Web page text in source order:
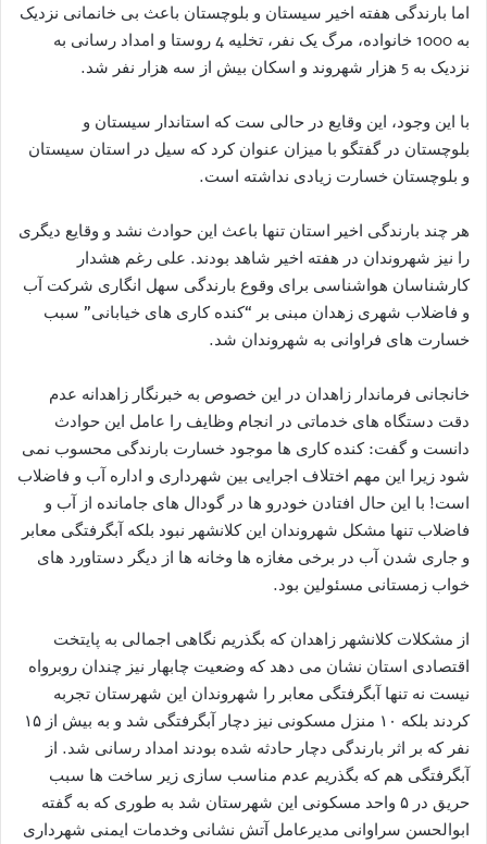
اما بارندگی هفته اخیر سیستان و بلوچستان باعث بی خانمانی نزدیک
به 1000 خانواده، مرگ یک نفر، تخلیه 4 روستا و امداد رسانی به
نزدیک به 5 هزار شهروند و اسکان بیش از سه هزار نفر شد.
با این وجود، این وقایع در حالی ست که استاندار سیستان و
بلوچستان در گفتگو با میزان عنوان کرد که سیل در استان سیستان
و بلوچستان خسارت زیادی نداشته است.
هر چند بارندگی اخیر استان تنها باعث این حوادث نشد و وقایع دیگری
را نیز شهروندان در هفته اخیر شاهد بودند. علی رغم هشدار
کارشناسان هواشناسی برای وقوع بارندگی سهل انگاری شرکت آب
و فاضلاب شهری زهدان مبنی بر “کنده کاری های خیابانی” سبب
خسارت های فراوانی به شهروندان شد.
خانجانی فرماندار زاهدان در این خصوص به خبرنگار زاهدانه عدم
دقت دستگاه های خدماتی در انجام وظایف را عامل این حوادث
دانست و گفت: کنده کاری ها موجود خسارت بارندگی محسوب نمی
شود زیرا این مهم اختلاف اجرایی بین شهرداری و اداره آب و فاضلاب
است! با این حال افتادن خودرو ها در گودال های جامانده از آب و
فاضلاب تنها مشکل شهروندان این کلانشهر نبود بلکه آبگرفتگی معابر
و جاری شدن آب در برخی مغازه ها وخانه ها از دیگر دستاورد های
خواب زمستانی مسئولین بود.
از مشکلات کلانشهر زاهدان که بگذریم نگاهی اجمالی به پایتخت
اقتصادی استان نشان می دهد که وضعیت چابهار نیز چندان روبرواه
نیست نه تنها آبگرفتگی معابر را شهروندان این شهرستان تجربه
کردند بلکه ۱۰ منزل مسکونی نیز دچار آبگرفتگی شد و به بیش از ۱۵
نفر که بر اثر بارندگی دچار حادثه شده بودند امداد رسانی شد. از
آبگرفتگی هم که بگذریم عدم مناسب سازی زیر ساخت ها سبب
حریق در ۵ واحد مسکونی این شهرستان شد به طوری که به گفته
ابوالحسن سراوانی مدیرعامل آتش نشانی وخدمات ایمنی شهرداری